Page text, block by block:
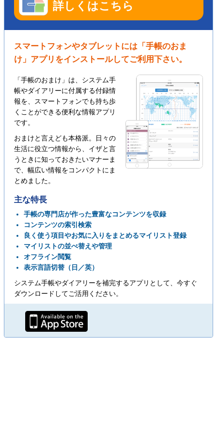
詳しくはこちら
スマートフォンやタブレットには「手帳のおま
け」アプリをインストールしてご利用下さい。
「手帳のおまけ」は、システム手
帳やダイアリーに付属する付録情
報を、スマートフォンでも持ち歩
くことができる便利な情報アプリ
です。
おまけと言えども本格派。日々の
生活に役立つ情報から、イザと言
うときに知っておきたいマナーま
で、幅広い情報をコンパクトにま
とめました。
主な特長
手帳の専門店が作った豊富なコンテンツを収録
コンテンツの索引検索
良く使う項目やお気に入りをまとめるマイリスト登録
マイリストの並べ替えや管理
オフライン閲覧
表示言語切替（日／英）
システム手帳やダイアリーを補完するアプリとして、今すぐ
ダウンロードしてご活用ください。